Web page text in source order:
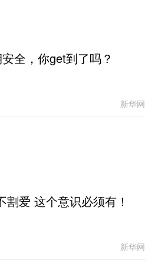
全，你get到了吗？
新华网
割爱 这个意识必须有！
新华网